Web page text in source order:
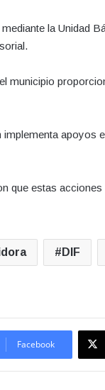
la Unidad
municipio
implementa apoyos
que estas
DIF
Facebook